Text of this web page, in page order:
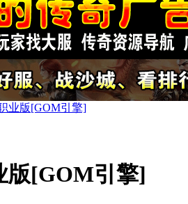
业版[GOM引擎]
版[GOM引擎]